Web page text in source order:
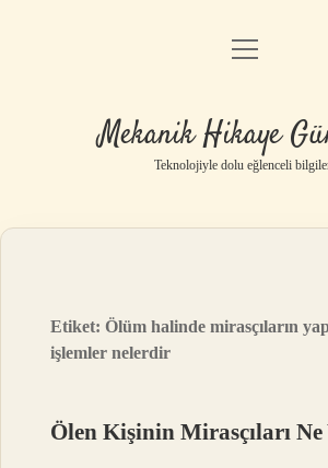
Anasayfa
Yasal Uyarı
menüyü
Mekanik Hikaye
Teknolojiyle dolu eğlenceli
Etiket:Ölüm halinde mirasçıların
işlemler nelerdir
Ölen Kişinin Mirasçıları Ne